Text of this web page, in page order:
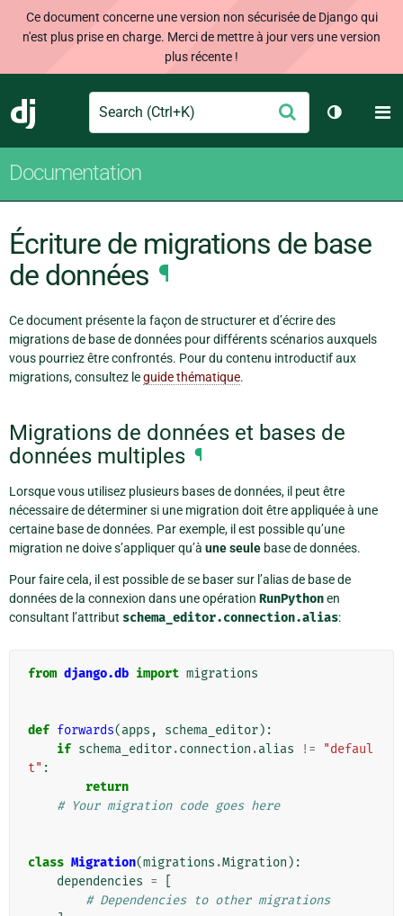
Ce document concerne une version non sécurisée de Django qui
n'est plus prise en charge. Merci de mettre à jour vers une version
plus récente !
Django
Search Envoyer
Changer
Documentation
Écriture de migrations de base
de données ¶
Ce document présente la façon de structurer et d’écrire des
migrations de base de données pour différents scénarios auxquels
vous pourriez être confrontés. Pour du contenu introductif aux
migrations, consultez leguide thématique.
Migrations de données et bases de
données multiples ¶
Lorsque vous utilisez plusieurs bases de données, il peut être
nécessaire de déterminer si une migration doit être appliquée à une
certaine base de données. Par exemple, il est possible qu’une
migration ne doive s’appliquer qu’à une seule base de données.
Pour faire cela, il est possible de se baser sur l’alias de base de
données de la connexion dans une opération RunPythonen
consultant l’attribut schema_editor.connection.alias:
from django.db import migrations
def forwards(apps , schema_editor):
if schema_editor.connection .alias !=
"defaul
t" :
return
# Your migration code goes here
class Migration(migrations .Migration ):
dependencies =
# Dependencies to other migrations